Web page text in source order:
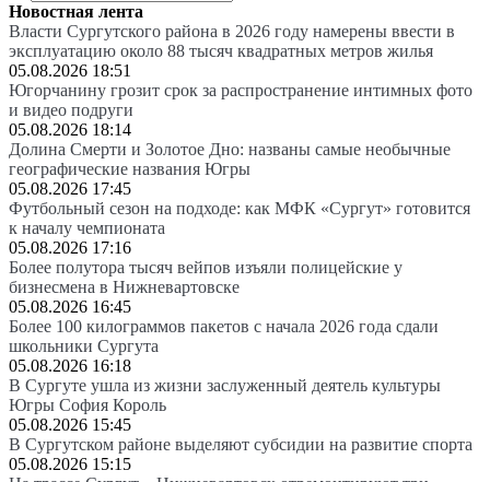
Новостная лента
Власти Сургутского района в 2026 году намерены ввести в
эксплуатацию около 88 тысяч квадратных метров жилья
05.08.2026 18:51
Югорчанину грозит срок за распространение интимных фото
и видео подруги
05.08.2026 18:14
Долина Смерти и Золотое Дно: названы самые необычные
географические названия Югры
05.08.2026 17:45
Футбольный сезон на подходе: как МФК «Сургут» готовится
к началу чемпионата
05.08.2026 17:16
Более полутора тысяч вейпов изъяли полицейские у
бизнесмена в Нижневартовске
05.08.2026 16:45
Более 100 килограммов пакетов с начала 2026 года сдали
школьники Сургута
05.08.2026 16:18
В Сургуте ушла из жизни заслуженный деятель культуры
Югры София Король
05.08.2026 15:45
В Сургутском районе выделяют субсидии на развитие спорта
05.08.2026 15:15